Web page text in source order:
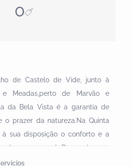
0
de Castelo de Vide, junto à
Meadas,perto de Marvão e
da Bela Vista é a garantia de
o prazer da natureza.Na Quinta
sua disposição o conforto e a
boa casa rural. Decorada com
do séc.XIX, tem na casa principal